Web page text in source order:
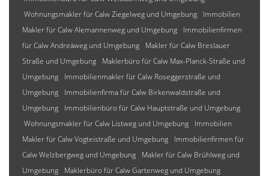
Wohnungsmakler für Calw Ziegelweg und Umgebung
Immobilien
Makler für Calw Alemannenweg und Umgebung
Immobilienfirmen
für Calw Andreäweg und Umgebung
Makler für Calw Breslauer
Straße und Umgebung
Maklerbüro für Calw Max-Planck-Straße und
Umgebung
Immobilienmakler für Calw Roseggerstraße und
Umgebung
Immobilienfirma für Calw Birkenwaldstraße und
Umgebung
Immobilienbüro für Calw Hauptstraße und Umgebung
Wohnungsmakler für Calw Listweg und Umgebung
Immobilien
Makler für Calw Vogteistraße und Umgebung
Immobilienfirmen für
Calw Welzbergweg und Umgebung
Makler für Calw Brühlweg und
Umgebung
Maklerbüro für Calw Gartenweg und Umgebung